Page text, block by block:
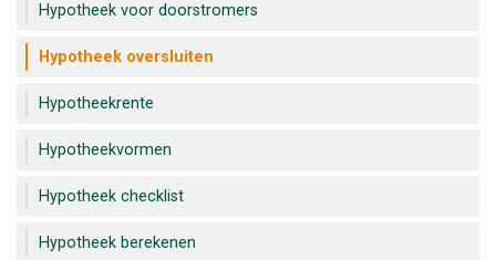
Hypotheek voor doorstromers
Hypotheek oversluiten
Hypotheekrente
Hypotheekvormen
Hypotheek checklist
Hypotheek berekenen